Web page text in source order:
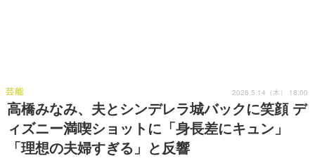
高橋みなみ、夫とシンデレラ城バックに笑顔 デ
ィズニー満喫ショットに「身長差にキュン」
「理想の夫婦すぎる」と反響
芸能 2026.5.14（木） 18:00